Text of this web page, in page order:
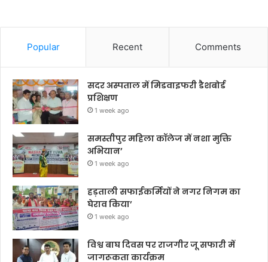
Popular Recent Comments
सदर अस्पताल में मिडवाइफरी डैशबोर्ड
प्रशिक्षण
1 week ago
समस्तीपुर महिला कॉलेज में नशा मुक्ति
अभियान’
1 week ago
हड़ताली सफाईकर्मियों ने नगर निगम का
घेराव किया’
1 week ago
विश्व बाघ दिवस पर राजगीर जू सफारी में
जागरूकता कार्यक्रम